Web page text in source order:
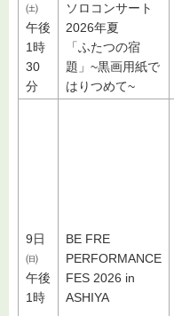
㈯
午後
1時
30
分
ソロコンサート
2026年夏
「ふたつの宿
題」~黒画用紙で
はりつめて~
9日
㈰
午後
1時
BE FRE
PERFORMANCE
FES 2026 in
ASHIYA